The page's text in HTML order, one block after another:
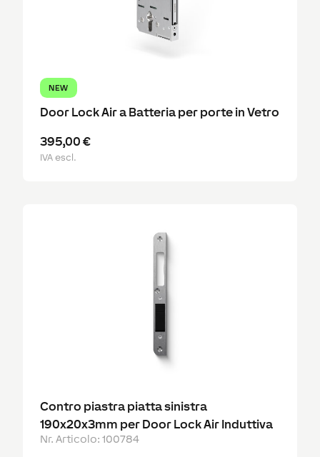
NEW
Door Lock Air a Batteria per porte in Vetro
395,00 €
IVA escl.
Contro piastra piatta sinistra
190x20x3mm per Door Lock Air Induttiva
Nr. Articolo: 100784